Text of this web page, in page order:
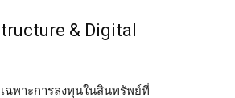
& Digital
ฉพาะการลงทุนในสินทรัพย์ที่